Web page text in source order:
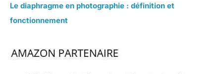
Le diaphragme en photographie : définition et
fonctionnement